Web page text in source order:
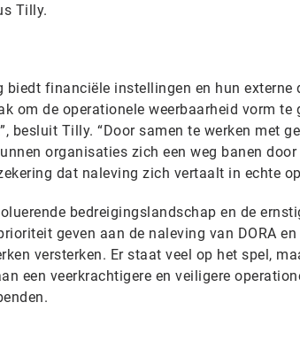
Tilly.
biedt financiële instellingen en hun externe
om de operationele weerbaarheid vorm te
besluit Tilly. “Door samen te werken met
organisaties zich een weg banen
dat naleving zich vertaalt in echte
bedreigingslandschap en de
geven aan de naleving van DORA
versterken. Er staat veel op het spel,
een veerkrachtigere en veiligere